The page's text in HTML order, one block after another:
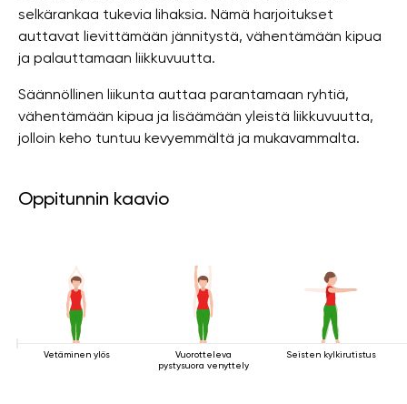
selkärankaa tukevia lihaksia. Nämä harjoitukset
auttavat lievittämään jännitystä, vähentämään kipua
ja palauttamaan liikkuvuutta.
Säännöllinen liikunta auttaa parantamaan ryhtiä,
vähentämään kipua ja lisäämään yleistä liikkuvuutta,
jolloin keho tuntuu kevyemmältä ja mukavammalta.
Oppitunnin kaavio
Vetäminen ylös
Vuorotteleva
pystysuora venyttely
Seisten kylkirutistus